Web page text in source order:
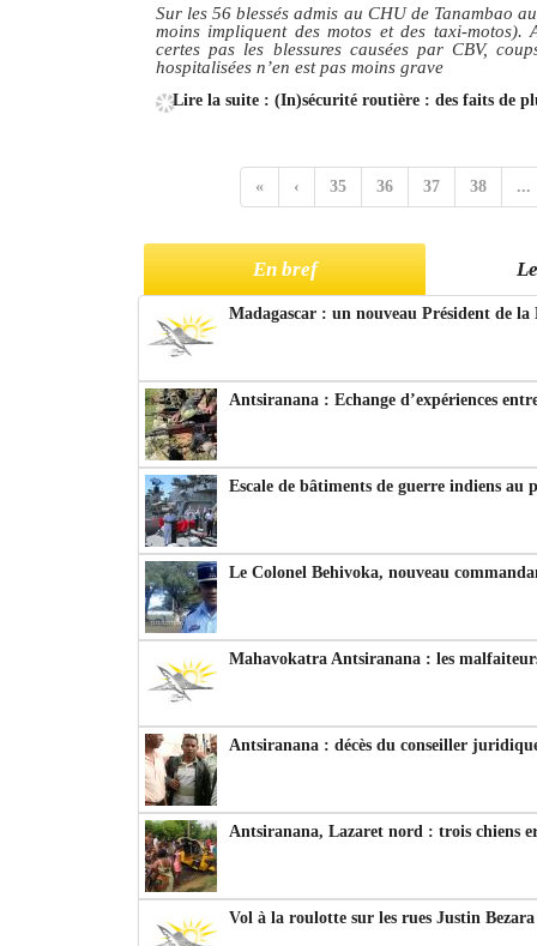
Sur les 56 blessés admis au CHU de Tanambao
moins impliquent des motos et des taxi-motos).
certes pas les blessures causées par CBV,
hospitalisées n’en est pas moins grave
Lire la suite : (In)sécurité routière : des faits de
« ‹ 35 36 37 38 ...
En bref
Madagascar : un nouveau Président de
Antsiranana : Echange d’expériences
Escale de bâtiments de guerre indiens au
Le Colonel Behivoka, nouveau
Mahavokatra Antsiranana : les
Antsiranana : décès du conseiller
Antsiranana, Lazaret nord : trois chiens
Vol à la roulotte sur les rues Justin